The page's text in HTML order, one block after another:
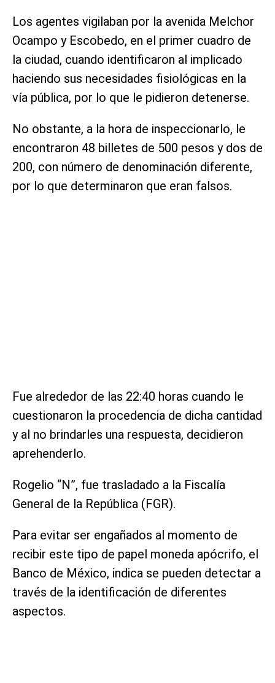
Los agentes vigilaban por la avenida Melchor
Ocampo y Escobedo, en el primer cuadro de
la ciudad, cuando identificaron al implicado
haciendo sus necesidades fisiológicas en la
vía pública, por lo que le pidieron detenerse.
No obstante, a la hora de inspeccionarlo, le
encontraron 48 billetes de 500 pesos y dos de
200, con número de denominación diferente,
por lo que determinaron que eran falsos.
Fue alrededor de las 22:40 horas cuando le
cuestionaron la procedencia de dicha cantidad
y al no brindarles una respuesta, decidieron
aprehenderlo.
Rogelio “N”, fue trasladado a la Fiscalía
General de la República (FGR).
Para evitar ser engañados al momento de
recibir este tipo de papel moneda apócrifo, el
Banco de México, indica se pueden detectar a
través de la identificación de diferentes
aspectos.